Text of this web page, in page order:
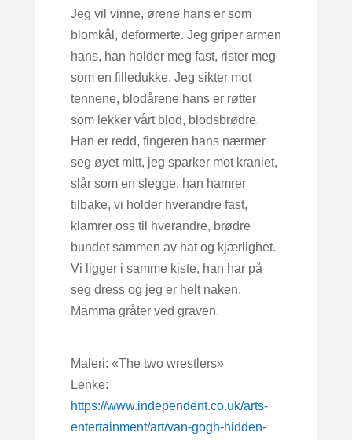
Jeg vil vinne, ørene hans er som
blomkål, deformerte. Jeg griper armen
hans, han holder meg fast, rister meg
som en filledukke. Jeg sikter mot
tennene, blodårene hans er røtter
som lekker vårt blod, blodsbrødre.
Han er redd, fingeren hans nærmer
seg øyet mitt, jeg sparker mot kraniet,
slår som en slegge, han hamrer
tilbake, vi holder hverandre fast,
klamrer oss til hverandre, brødre
bundet sammen av hat og kjærlighet.
Vi ligger i samme kiste, han har på
seg dress og jeg er helt naken.
Mamma gråter ved graven.
Maleri: «The two wrestlers»
Lenke:
https://www.independent.co.uk/arts-
entertainment/art/van-gogh-hidden-